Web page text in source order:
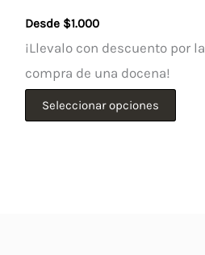
Desde $1.000
¡Llevalo con descuento por la
compra de una docena!
Seleccionar opciones